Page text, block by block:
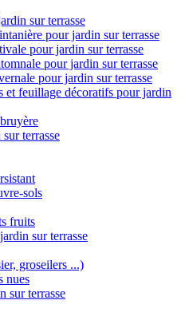
sur terrasse
pour jardin sur terrasse
pour jardin sur terrasse
pour jardin sur terrasse
pour jardin sur terrasse
et feuillage décoratifs pour jardin
terrasse
sols
fruits
sur terrasse
groseilers ...)
nues
sur terrasse